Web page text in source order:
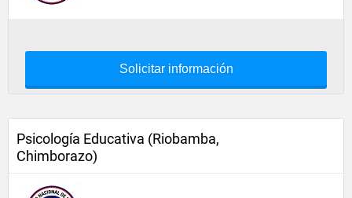
Solicitar información
Psicología Educativa (Riobamba,
Chimborazo)